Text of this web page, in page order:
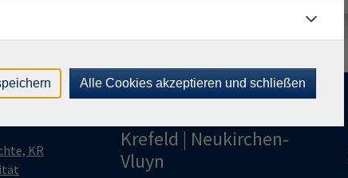
KR
Krefeld | Neukirchen-
Vluyn
Alle Cookies akzeptieren und schließen